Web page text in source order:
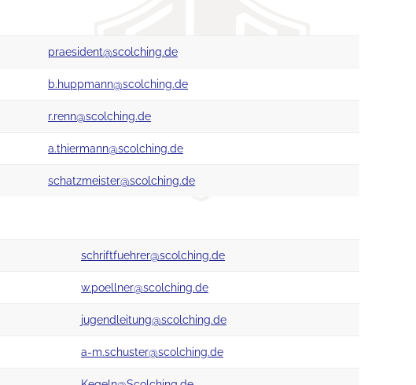
praesident@scolching.de
b.huppmann@scolching.de
r.renn@scolching.de
a.thiermann@scolching.de
schatzmeister@scolching.de
schriftfuehrer@scolching.de
w.poellner@scolching.de
jugendleitung@scolching.de
a-m.schuster@scolching.de